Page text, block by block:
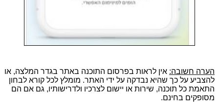
הערה חשובה: אין לראות בפרסום התוכנה באתר בגדר המלצה, או
להצביע על כך שהיא נבדקה על ידי האתר. מומלץ לכל קורא לבחון
התאמת כל תוכנה, שירות או יישום לצרכיו ולדרישותיו, גם אם הם
מסופקים בחינם.